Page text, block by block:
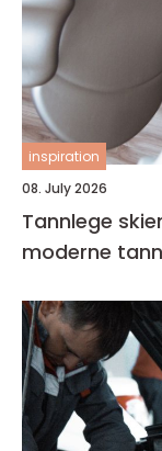
inspiration
08. July 2026
Tannlege skien slik finner du trygg
moderne